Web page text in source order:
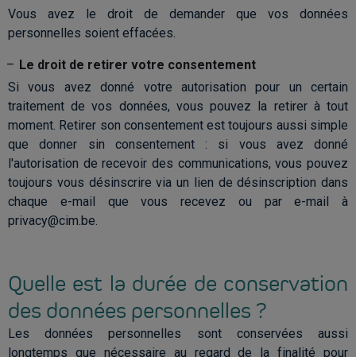
Vous avez le droit de demander que vos données
personnelles soient effacées.
Le droit de retirer votre consentement
Si vous avez donné votre autorisation pour un certain
traitement de vos données, vous pouvez la retirer à tout
moment. Retirer son consentement est toujours aussi simple
que donner sin consentement : si vous avez donné
l'autorisation de recevoir des communications, vous pouvez
toujours vous désinscrire via un lien de désinscription dans
chaque e-mail que vous recevez ou par e-mail à
privacy@cim.be.
Quelle est la durée de conservation
des données personnelles ?
Les données personnelles sont conservées aussi
longtemps que nécessaire au regard de la finalité pour